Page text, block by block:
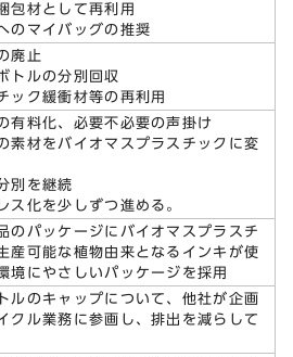
包材として再利用
のマイバッグの推奨
廃止
トルの分別回収
ック緩衝材等の再利用
有料化、必要不必要の声掛け
素材をバイオマスプラスチックに変
別を継続
ス化を少しずつ進める。
のパッケージにバイオマスプラスチ
産可能な植物由来となるインキが使
境にやさしいパッケージを採用
ルのキャップについて、他社が企画
クル業務に参画し、排出を減らして